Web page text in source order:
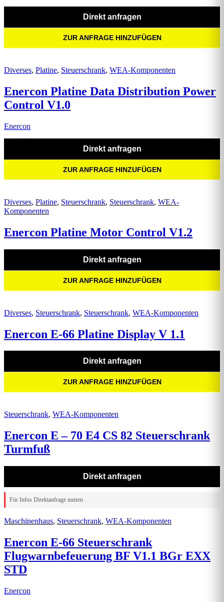
Direkt anfragen
ZUR ANFRAGE HINZUFÜGEN
Diverses, Platine, Steuerschrank, WEA-Komponenten
Enercon Platine Data Distribution Power
Control V1.0
Enercon
Direkt anfragen
ZUR ANFRAGE HINZUFÜGEN
Diverses, Platine, Steuerschrank, Steuerschrank, WEA-
Komponenten
Enercon Platine Motor Control V1.2
Direkt anfragen
ZUR ANFRAGE HINZUFÜGEN
Diverses, Steuerschrank, Steuerschrank, WEA-Komponenten
Enercon E-66 Platine Display V 1.1
Direkt anfragen
ZUR ANFRAGE HINZUFÜGEN
Steuerschrank, WEA-Komponenten
Enercon E – 70 E4 CS 82 Steuerschrank
Turmfuß
Direkt anfragen
Für Infos Direktanfrage nutzen
Maschinenhaus, Steuerschrank, WEA-Komponenten
Enercon E-66 Steuerschrank
Flugwarnbefeuerung BF V1.1 BGr EXX
STD
Enercon